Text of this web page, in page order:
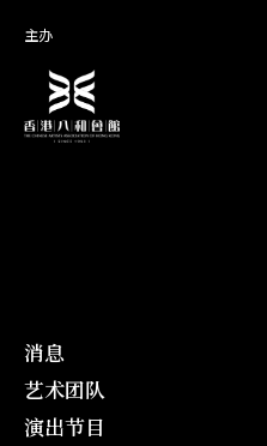
主办
消息
艺术团队
演出节目